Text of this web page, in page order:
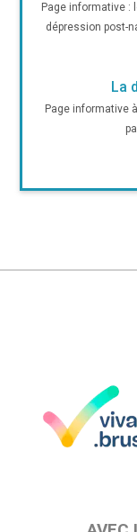
Page informative :
dépression post-
La
Page informative